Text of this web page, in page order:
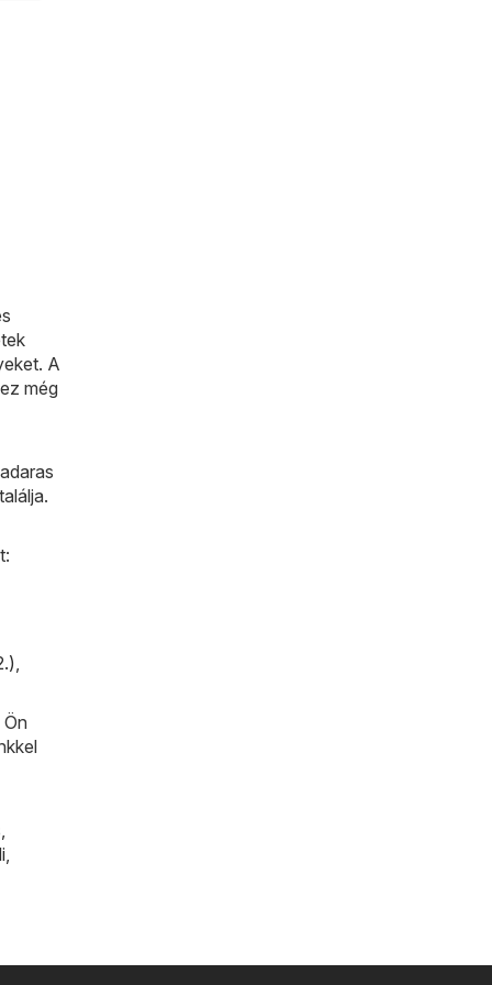
A
még